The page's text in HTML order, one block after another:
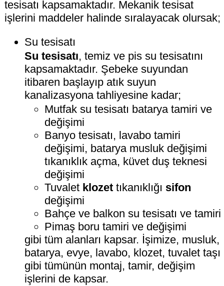
tesisatı kapsamaktadır. Mekanik tesisat
işlerini maddeler halinde sıralayacak olursak;
Su tesisatı
Su tesisatı, temiz ve pis su tesisatını
kapsamaktadır. Şebeke suyundan
itibaren başlayıp atık suyun
kanalizasyona tahliyesine kadar;
Mutfak su tesisatı batarya tamiri ve
değişimi
Banyo tesisatı, lavabo tamiri
değişimi, batarya musluk değişimi
tıkanıklık açma, küvet duş teknesi
değişimi
Tuvalet klozet tıkanıklığı sifon
değişimi
Bahçe ve balkon su tesisatı ve tamiri
Pimaş boru tamiri ve değişimi
gibi tüm alanları kapsar. İşimize, musluk,
batarya, evye, lavabo, klozet, tuvalet taşı
gibi tümünün montaj, tamir, değişim
işlerini de kapsar.